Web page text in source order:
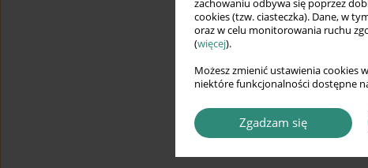
zachowaniu odbywa się poprzez
cookies (tzw. ciasteczka). Dane, w
oraz w celu monitorowania ruchu
(więcej).
Możesz zmienić ustawienia cookies
niektóre funkcjonalności dostępne
Zgadzam się